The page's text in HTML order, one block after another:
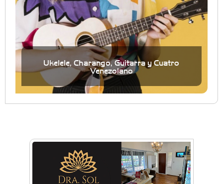
Ukelele, Charango, Guitarra y Cuatro
Venezolano